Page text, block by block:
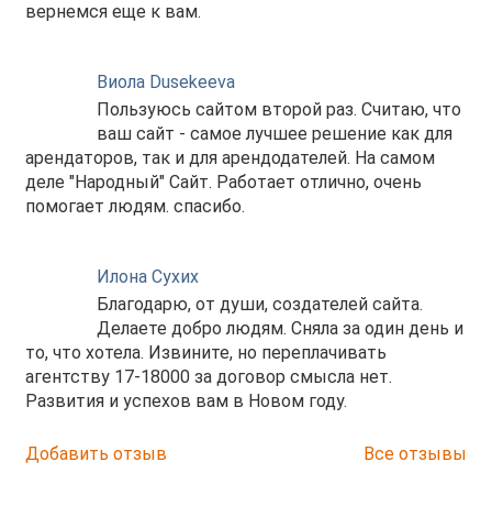
вернемся еще к вам.
Виола Dusekeeva
Пользуюсь сайтом второй раз. Считаю, что
ваш сайт - самое лучшее решение как для
арендаторов, так и для арендодателей. На самом
деле "Народный" Сайт. Работает отлично, очень
помогает людям. спасибо.
Илона Сухих
Благодарю, от души, создателей сайта.
Делаете добро людям. Сняла за один день и
то, что хотела. Извините, но переплачивать
агентству 17-18000 за договор смысла нет.
Развития и успехов вам в Новом году.
Добавить отзыв Все отзывы